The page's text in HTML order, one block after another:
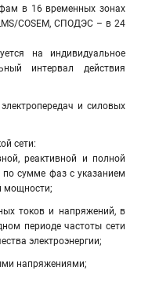
в 16 временных зонах
COSEM, СПОДЭС – в 24
на индивидуальное
интервал действия
и силовых
сети:
реактивной и полной
сумме фаз с указанием
мощности;
токов и напряжений, в
периоде частоты сети
электроэнергии;
напряжениями;